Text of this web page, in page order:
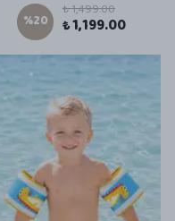
%20
₺ 1,499.00
₺ 1,199.00